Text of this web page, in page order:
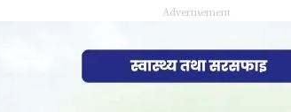
Advertisement